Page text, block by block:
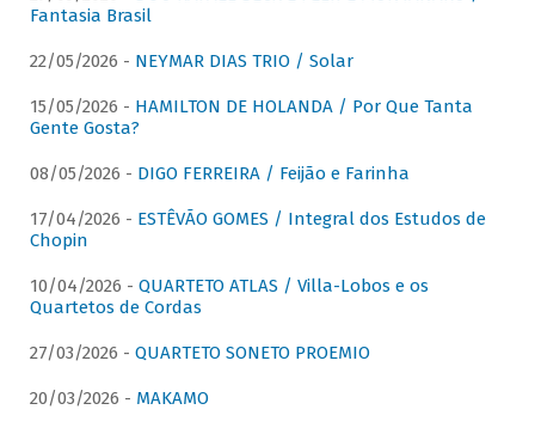
Fantasia Brasil
22/05/2026 - NEYMAR DIAS TRIO / Solar
15/05/2026 - HAMILTON DE HOLANDA / Por Que Tanta
Gente Gosta?
08/05/2026 - DIGO FERREIRA / Feijão e Farinha
17/04/2026 - ESTÊVÃO GOMES / Integral dos Estudos de
Chopin
10/04/2026 - QUARTETO ATLAS / Villa-Lobos e os
Quartetos de Cordas
27/03/2026 - QUARTETO SONETO PROEMIO
20/03/2026 - MAKAMO